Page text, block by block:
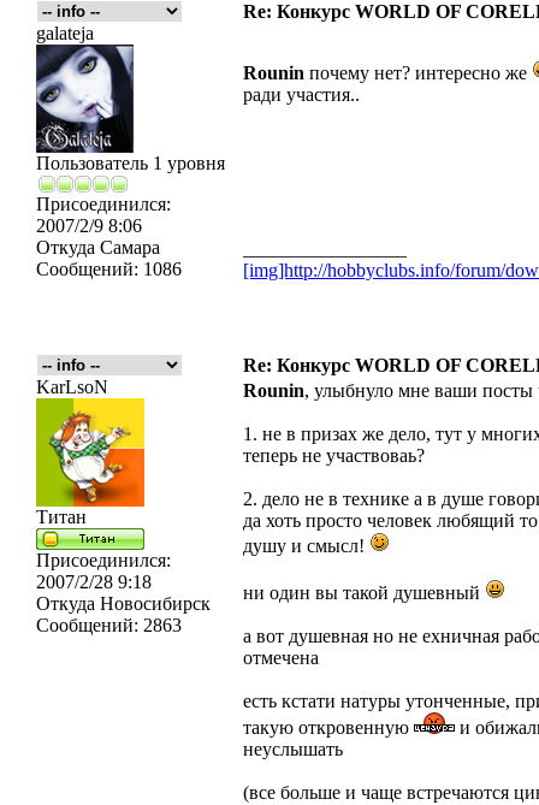
Re: Конкурс WORLD OF
galateja
Пользователь 1 уровня
Присоединился:
2007/2/9 8:06
Откуда Самара
Сообщений: 1086
Rounin почему нет? интересно же
ради участия..
[img]http://hobbyclubs.info/forum/
Re: Конкурс WORLD OF
KarLsoN
Титан
Присоединился:
2007/2/28 9:18
Откуда Новосибирск
Сообщений: 2863
Rounin, улыбнуло мне ваши посты
1. не в призах же дело, тут у
теперь не участвоваь?
2. дело не в технике а в душе
да хоть просто человек любящий
душу и смысл!
ни один вы такой душевный
а вот душевная но не ехничная
отмечена
есть кстати натуры утонченные,
такую откровенную
и
неуслышать
(все больше и чаще встречаются